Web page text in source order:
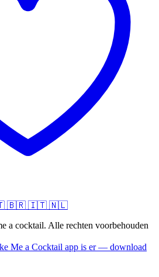
🇧🇷 🇮🇹 🇳🇱
a cocktail. Alle rechten voorbehouden
Me a Cocktail app is er — download